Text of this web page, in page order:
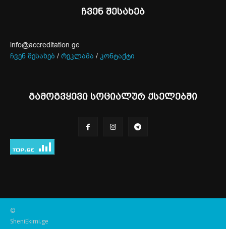
ჩვენ შესახებ
info@accreditation.ge
ჩვენ შესახებ / რეკლამა / კონტაქტი
გამოგვყევი სოციალურ ქსელებში
©
SheniEkimi.ge